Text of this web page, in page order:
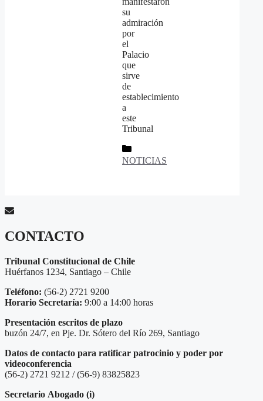
su
admiración
por
el
Palacio
que
sirve
de
establecimiento
a
este
Tribunal
Categorías
NOTICIAS
CONTACTO
Tribunal Constitucional de Chile
Huérfanos 1234, Santiago – Chile
Teléfono: (56-2) 2721 9200
Horario Secretaría: 9:00 a 14:00 horas
Presentación escritos de plazo
buzón 24/7, en Pje. Dr. Sótero del Río 269, Santiago
Datos de contacto para ratificar patrocinio y poder por
videoconferencia
(56-2) 2721 9212 / (56-9) 83825823
Secretario Abogado (i)